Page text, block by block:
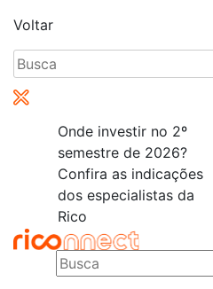
Voltar
Pesquisar
por:
Onde investir no 2º
semestre de 2026?
Confira as indicações
dos especialistas da
Rico